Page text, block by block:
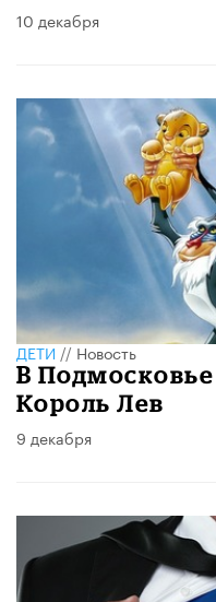
10 декабря
ДЕТИ//Новость
В
Король Лев
9 декабря